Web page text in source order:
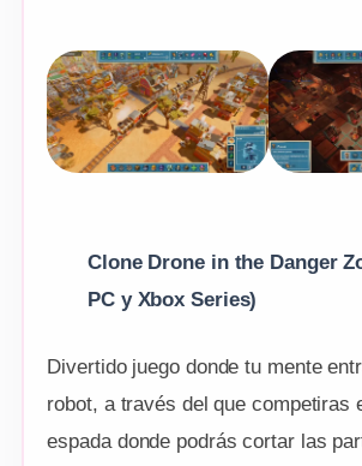
Clone Drone in the Danger
PC y Xbox Series)
Divertido juego donde tu mente
robot, a través del que competiras
espada donde podrás cortar las